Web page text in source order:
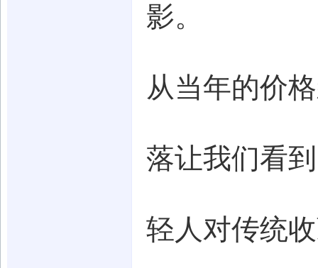
影。
从当年的价
落让我们看
轻人对传统